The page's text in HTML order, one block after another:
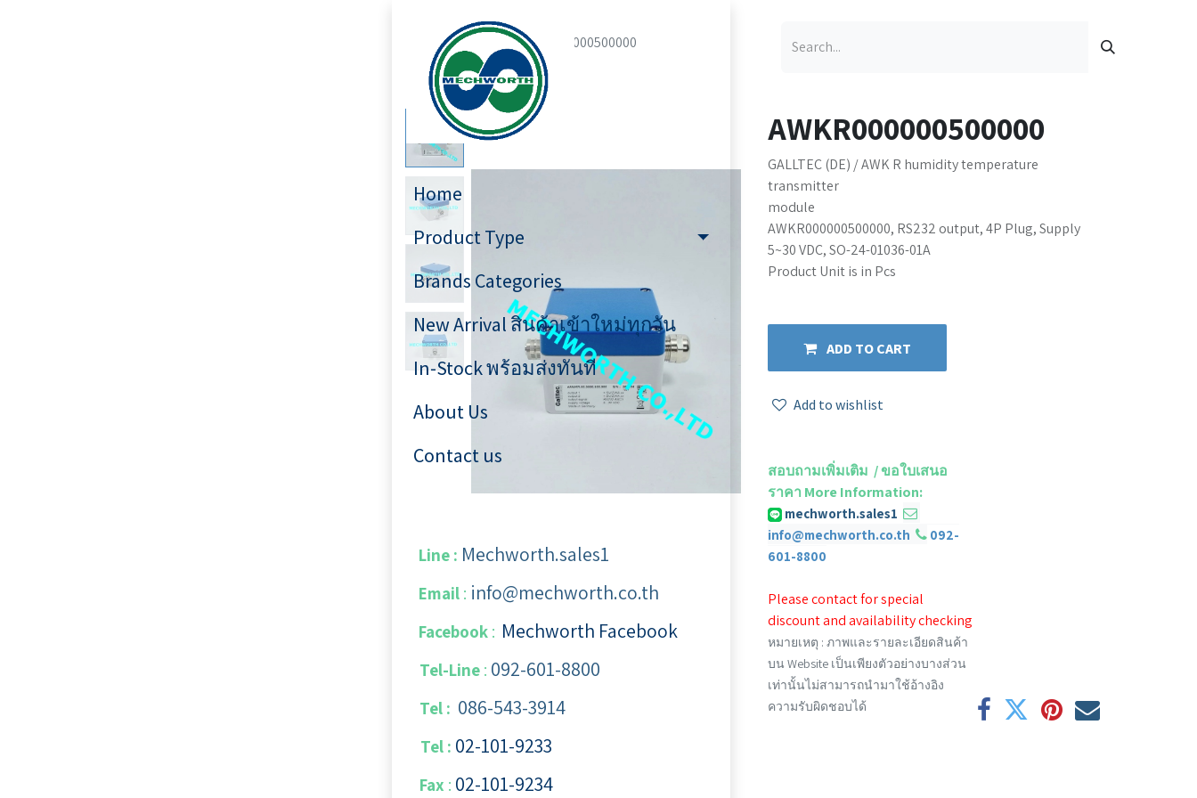
Home
Product Type
Brands Categories
New Arrival สินค้าเข้าใหม่ทุกวัน
In-Stock พร้อมส่งทันที
About Us
Contact us
Line : Mechworth.sales1
Email : info@mechworth.co.th
Facebook : Mechworth Facebook
Tel-Line : 092-601-8800
Tel : 086-543-3914
Tel : 02-101-9233
Fax : 02-101-​9234
All Products AWKR000000500000
AWKR000000500000
GALLTEC (DE) / AWK R humidity temperature
transmitter
module
AWKR000000500000, RS232 output, 4P Plug, Supply
5~30 VDC, SO-24-01036-01A
Product Unit is in Pcs
ADD TO CART
Add to wishlist
สอบถามเพิ่มเติม / ขอใบเสนอ
ราคา More Information:
mechworth.sales1
info@mechworth.co.th
092-
601-8800
Please contact for special
discount and availability checking
หมายเหตุ : ภาพและรายละเอียดสินค้า
บน Website เป็นเพียงตัวอย่างบางส่วน
เท่านั้น​ไม่สามารถนำมาใช้อ้างอิง
ความรับผิดชอบได้